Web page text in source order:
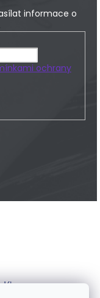
informace o
ochrany